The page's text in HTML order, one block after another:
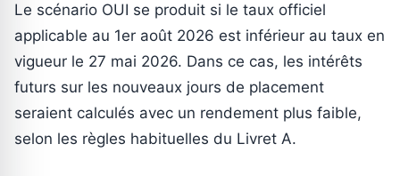
Le scénario OUI se produit si le taux officiel
applicable au 1er août 2026 est inférieur au taux en
vigueur le 27 mai 2026. Dans ce cas, les intérêts
futurs sur les nouveaux jours de placement
seraient calculés avec un rendement plus faible,
selon les règles habituelles du Livret A.